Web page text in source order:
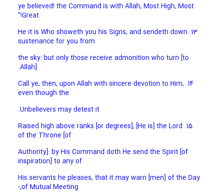
ye believed! the Command is with Allah, Most High, Most
Great!”
13. He it is Who showeth you his Signs, and sendeth down
sustenance for you from
the sky: but only those receive admonition who turn [to
Allah].
14. Call ye, then, upon Allah with sincere devotion to Him,
even though the
Unbelievers may detest it.
15. Raised high above ranks [or degrees], [He is] the Lord
of the Throne [of
Authority]: by His Command doth He send the Spirit [of
inspiration] to any of
His servants he pleases, that it may warn [men] of the Day
of Mutual Meeting,-